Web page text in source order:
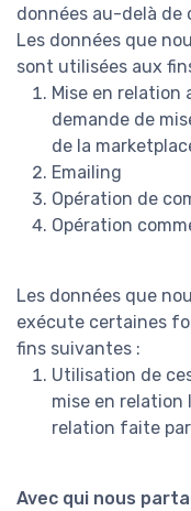
données au-delà de
Les données que
sont utilisées aux
Mise en relation
demande de
de la
Emailing
Opération de
Opération
Les données que
exécute certaines
fins suivantes :
Utilisation de
mise en relation
relation faite
Avec qui nous